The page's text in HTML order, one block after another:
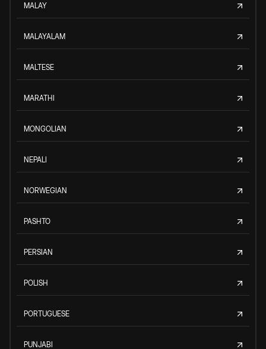
MALAY
MALAYALAM
MALTESE
MARATHI
MONGOLIAN
NEPALI
NORWEGIAN
PASHTO
PERSIAN
POLISH
PORTUGUESE
PUNJABI